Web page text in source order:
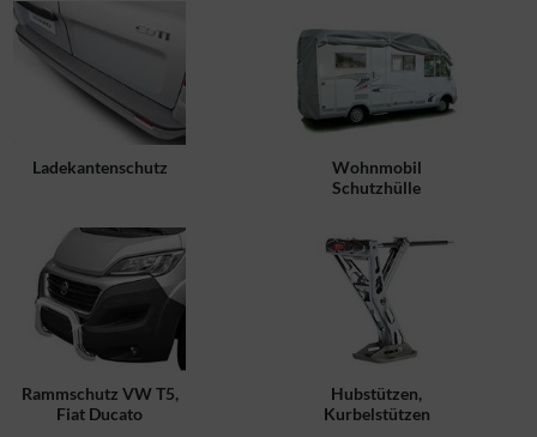
Ladekantenschutz
Wohnmobil
Schutzhülle
Rammschutz VW T5,
Fiat Ducato
Hubstützen,
Kurbelstützen